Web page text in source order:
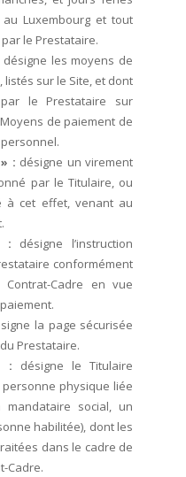
Luxembourg et tout
le Prestataire.
désigne les moyens de
sur le Site, et dont
par le Prestataire sur
de paiement de
: désigne un virement
par le Titulaire, ou
à cet effet, venant au
: désigne l’instruction
conformément
Cadre en vue
la page sécurisée
Prestataire.
: désigne le Titulaire
physique liée
mandataire social, un
habilitée), dont les
dans le cadre de
Cadre.